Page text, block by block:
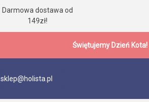
Darmowa dostawa od
149zł!
Świętujemy Dzień Kota!
sklep@holista.pl